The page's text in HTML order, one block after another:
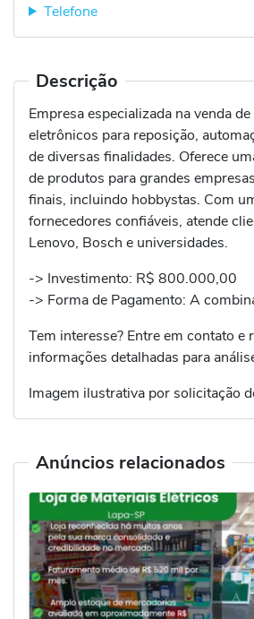
Telefone
Descrição
Empresa especializada na venda
eletrônicos para reposição,
de diversas finalidades. Oferece
de produtos para grandes
finais, incluindo hobbystas. Com
fornecedores confiáveis, atende
Lenovo, Bosch e universidades.
-> Investimento: R$ 800.000,00
-> Forma de Pagamento: A
Tem interesse? Entre em contato e
informações detalhadas para
Imagem ilustrativa por solicitação
Anúncios relacionados